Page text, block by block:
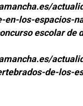
en-los-espacios-
escolar de
de-los-